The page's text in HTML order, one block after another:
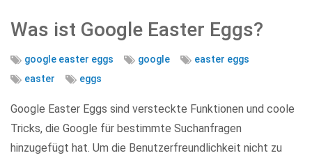
Was ist Google Easter Eggs?
google easter eggs google
easter eggs
easter
eggs
Google Easter Eggs sind versteckte Funktionen und coole
Tricks, die Google für bestimmte Suchanfragen
hinzugefügt hat. Um die Benutzerfreundlichkeit nicht zu